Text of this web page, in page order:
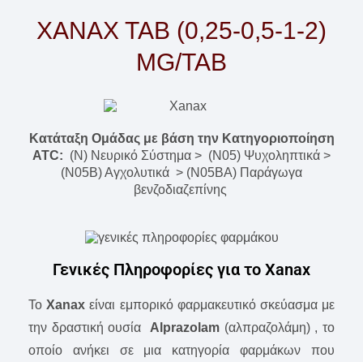
XANAX TAB (0,25-0,5-1-2)
MG/TAB
Κατάταξη Ομάδας με βάση την Κατηγοριοποίηση
ATC: (N) Νευρικό Σύστημα > (N05) Ψυχοληπτικά >
(N05B) Αγχολυτικά > (N05BA) Παράγωγα
βενζοδιαζεπίνης
Γενικές Πληροφορίες για το Xanax
ΤοXanax είναι εμπορικό φαρμακευτικό σκεύασμα με
την δραστική ουσία Αlprazolam (αλπραζολάμη) , το
οποίο ανήκει σε μια κατηγορία φαρμάκων που